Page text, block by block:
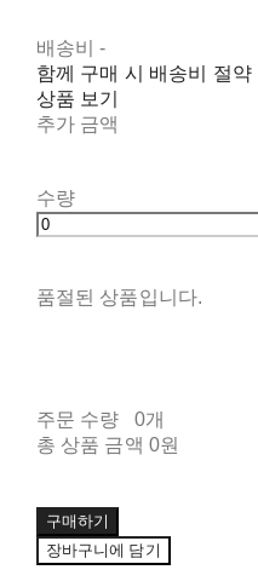
배송비-
함께 구매 시 배송비 절약
상품 보기
추가 금액
수량
품절된 상품입니다.
주문 수량
0개
총 상품 금액 0원
구매하기
장바구니에 담기